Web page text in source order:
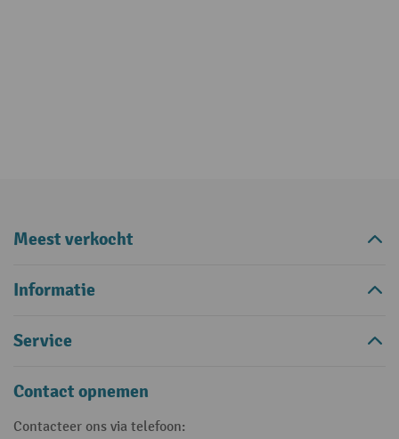
Meest verkocht
Informatie
Service
Contact opnemen
Contacteer ons via telefoon: